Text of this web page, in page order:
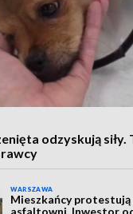
odzyskują siły.
WARSZAWA
Mieszkańcy
asfaltowni. Inwestor